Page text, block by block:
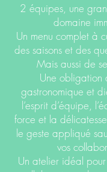
2 équipes, une
domaine
Un menu complet à
des saisons et des
Mais aussi de
Une obligation
gastronomique et
l’esprit d’équipe,
force et la
le geste appliqué
vos
Un atelier idéal